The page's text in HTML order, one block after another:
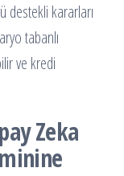
destekli kararları
tabanlı
ve kredi
Zeka